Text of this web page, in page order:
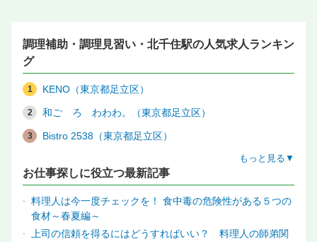
調理補助・調理見習い・北千住駅の人気求人ランキン
グ
KENO（東京都足立区）
和ごゝろ わわわ。（東京都足立区）
Bistro 2538（東京都足立区）
もっと見る▼
お仕事探しに役立つ最新記事
料理人は今一度チェックを！ 食中毒の危険性がある５つの
食材～春夏編～
上司の信頼を得るにはどうすればいい？ 料理人の師弟関